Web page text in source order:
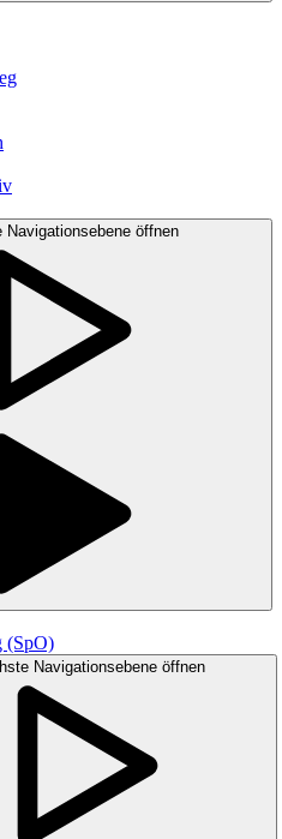
Navigationsebene öffnen
(SpO)
Navigationsebene öffnen